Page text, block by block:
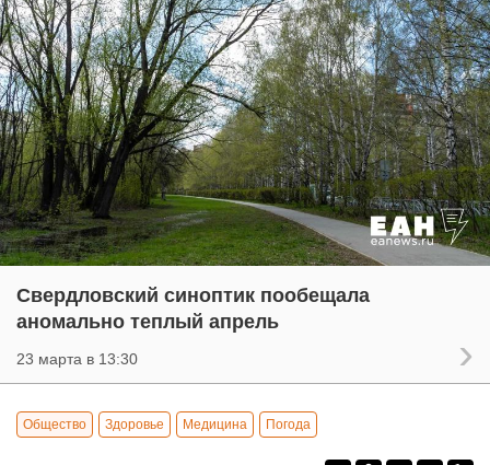
Свердловский синоптик пообещала
аномально теплый апрель
23 марта в 13:30
Общество Здоровье Медицина Погода